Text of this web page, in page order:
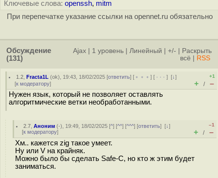
Ключевые слова: openssh, mitm
При перепечатке указание ссылки на opennet.ru обязательно
Обсуждение
(131)
Ajax 1 уровень Линейный +/-
Раскрыть
всё
RSS
1.2 ,Fracta1L (ok), 19:43, 18/02/2025 [ответить] [ ﹢﹢﹢] [ · · ·][↓]
[к модератору]
+1
+ / –
Нужен язык, который не позволяет оставлять
алгоритмические ветки необработанными.
2.7 ,Аноним (-), 19:49, 18/02/2025 [^] [^^] [^^^] [ответить][↓]
[к модератору]
–1
+ / –
Хм.. кажется zig такое умеет.
Ну или V на крайняк.
Можно было бы сделать Safe-C, но кто ж этим будет
заниматься.